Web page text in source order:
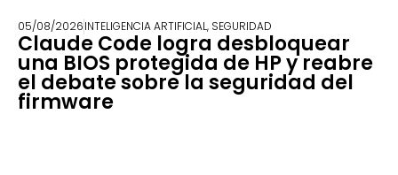
05/08/2026INTELIGENCIA ARTIFICIAL, SEGURIDAD
Claude Code logra desbloquear
una BIOS protegida de HP y reabre
el debate sobre la seguridad del
firmware